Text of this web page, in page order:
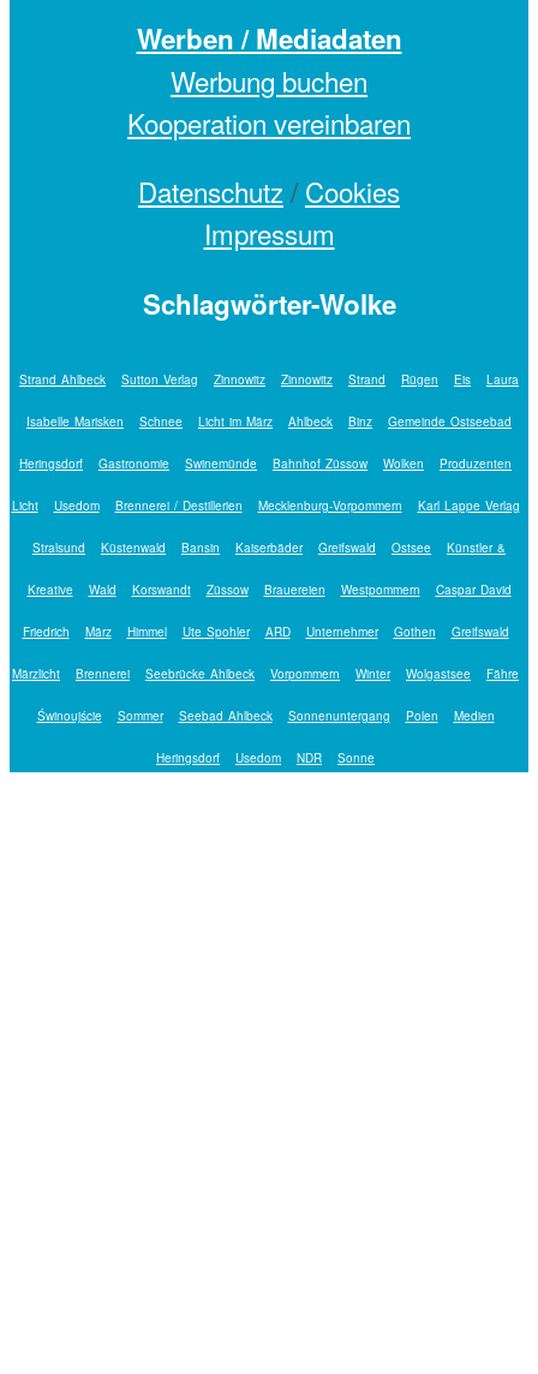
Werben / Mediadaten
Werbung buchen
Kooperation vereinbaren
Datenschutz/ Cookies
Impressum
Schlagwörter-Wolke
Strand Ahlbeck Sutton Verlag Zinnowitz Zinnowitz Strand Rügen Eis Laura
Isabelle Marisken Schnee Licht im März Ahlbeck Binz Gemeinde Ostseebad
Heringsdorf Gastronomie Swinemünde Bahnhof Züssow Wolken Produzenten
Licht Usedom Brennerei / Destillerien Mecklenburg-Vorpommern Karl Lappe Verlag
Stralsund Küstenwald Bansin Kaiserbäder Greifswald Ostsee Künstler &
Kreative Wald Korswandt Züssow Brauereien Westpommern Caspar David
Friedrich März Himmel Ute Spohler ARD Unternehmer Gothen Greifswald
Märzlicht Brennerei Seebrücke Ahlbeck Vorpommern Winter Wolgastsee Fähre
Świnoujście Sommer Seebad Ahlbeck Sonnenuntergang Polen Medien
Heringsdorf Usedom NDR Sonne